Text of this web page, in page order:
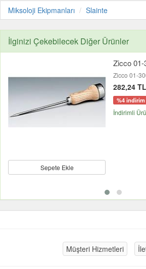
Miksoloji Ekipmanları Slainte
İlginizi Çekebilecek Diğer Ürünler
Sepete Ekle
Zicco 01-
Zicco 01-
282,24 TL
%4 indirim
İndirimli
Müşteri Hizmetleri